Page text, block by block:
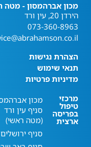
מכון אברהמסון - מטה
הירדן 20, עין ורד
073-360-8963
הצהרת נגישות
תנאי שימוש
מדיניות פרטיות
מרכזי
טיפול
בפריסה
ארצית
מכון
סניף עין ורד
(מטה ראשי)
סניף ירושלים